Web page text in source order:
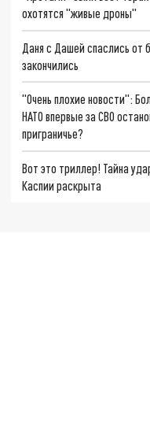
охотятся "живые дроны"
Даня с Дашей спаслись от
закончились
"Очень плохие новости":
НАТО впервые за СВО
приграничье?
Вот это триллер! Тайна
Каспии раскрыта